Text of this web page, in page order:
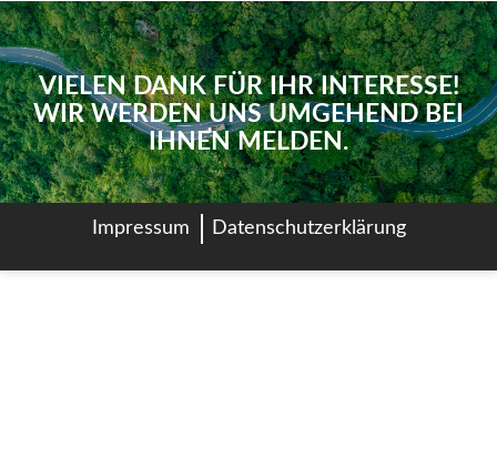
VIELEN DANK FÜR IHR INTERESSE!
WIR WERDEN UNS UMGEHEND BEI
IHNEN MELDEN.
Impressum Datenschutzerklärung